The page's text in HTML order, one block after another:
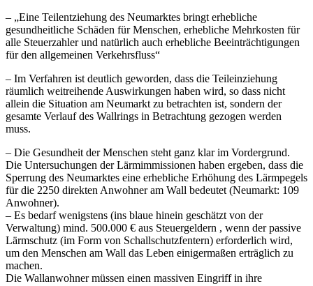
– „Eine Teilentziehung des Neumarktes bringt erhebliche
gesundheitliche Schäden für Menschen, erhebliche Mehrkosten für
alle Steuerzahler und natürlich auch erhebliche Beeinträchtigungen
für den allgemeinen Verkehrsfluss“
– Im Verfahren ist deutlich geworden, dass die Teileinziehung
räumlich weitreihende Auswirkungen haben wird, so dass nicht
allein die Situation am Neumarkt zu betrachten ist, sondern der
gesamte Verlauf des Wallrings in Betrachtung gezogen werden
muss.
– Die Gesundheit der Menschen steht ganz klar im Vordergrund.
Die Untersuchungen der Lärmimmissionen haben ergeben, dass die
Sperrung des Neumarktes eine erhebliche Erhöhung des Lärmpegels
für die 2250 direkten Anwohner am Wall bedeutet (Neumarkt: 109
Anwohner).
– Es bedarf wenigstens (ins blaue hinein geschätzt von der
Verwaltung) mind. 500.000 € aus Steuergeldern , wenn der passive
Lärmschutz (im Form von Schallschutzfentern) erforderlich wird,
um den Menschen am Wall das Leben einigermaßen erträglich zu
machen.
Die Wallanwohner müssen einen massiven Eingriff in ihre